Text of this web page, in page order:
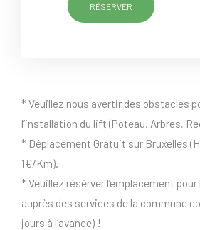
RÉSERVER
* Veuillez nous avertir des obstacles
l’installation du lift (Poteau, Arbres,
* Déplacement Gratuit sur Bruxelles
1€/Km).
* Veuillez résérver l’emplacement
auprès des services de la commune
jours à l’avance) !